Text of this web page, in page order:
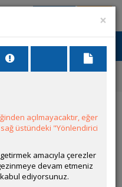
Ve Bakteri
×
açılmayacaktır, eğer
üstündeki "Yönlendirici
amacıyla çerezler
devam etmeniz
ediyorsunuz.